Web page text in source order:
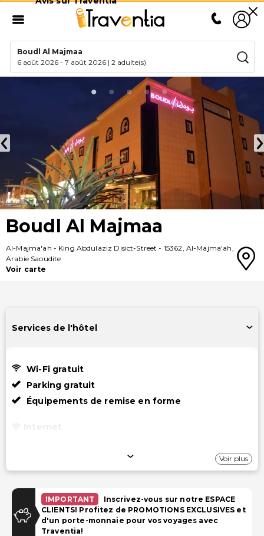
Boudl Al Majmaa
6 août 2026 -7 août 2026 |2 adulte(s)
Boudl Al Majmaa
Al-Majma'ah - King Abdulaziz Disict-Street - 15362, Al-Majma'ah,
Arabie Saoudite
Voir carte
Services de l'hôtel
Wi-Fi gratuit
Parking gratuit
Équipements de remise en forme
Stationnement
Parking gratuit
Piscine et Bien-être
Voir plus
IMPORTANT
Inscrivez-vous sur notre ESPACE
CLIENTS! Profitez de PROMOTIONS EXCLUSIVES et
d'un porte-monnaie pour vos voyages avec
Traventia!